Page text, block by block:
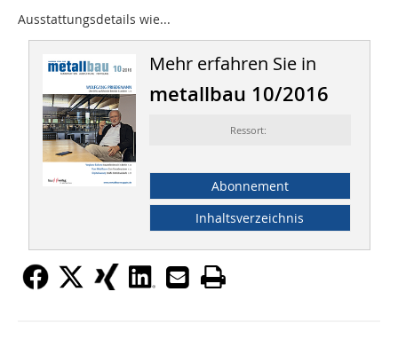
Ausstattungsdetails wie...
Mehr erfahren Sie in
metallbau 10/2016
Ressort:
Abonnement
Inhaltsverzeichnis